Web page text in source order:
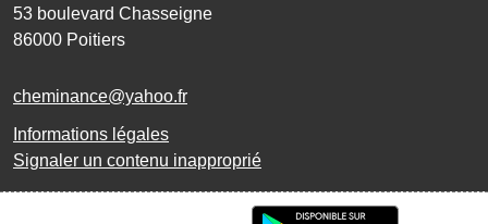
53 boulevard Chasseigne
86000 Poitiers
cheminance@yahoo.fr
Informations légales
Signaler un contenu inapproprié